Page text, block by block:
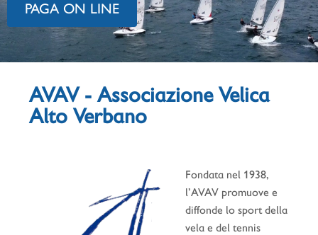
PAGA ON LINE
AVAV - Associazione Velica
Alto Verbano
Fondata nel 1938,
l’AVAV promuove e
diffonde lo sport della
vela e del tennis